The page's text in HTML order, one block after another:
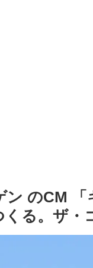
ン のCM
る。ザ・